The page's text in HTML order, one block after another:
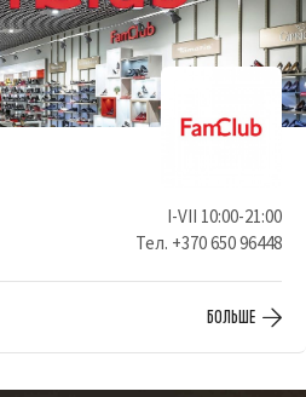
I-VII 10:00-21:00
Тел. +370 650 96448
БОЛЬШЕ